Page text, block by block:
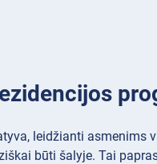
leidžianti asmenims
būti šalyje. Tai